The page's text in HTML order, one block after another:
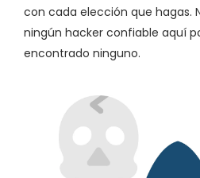
con cada elección que hagas.
ningún hacker confiable aquí
encontrado ninguno.